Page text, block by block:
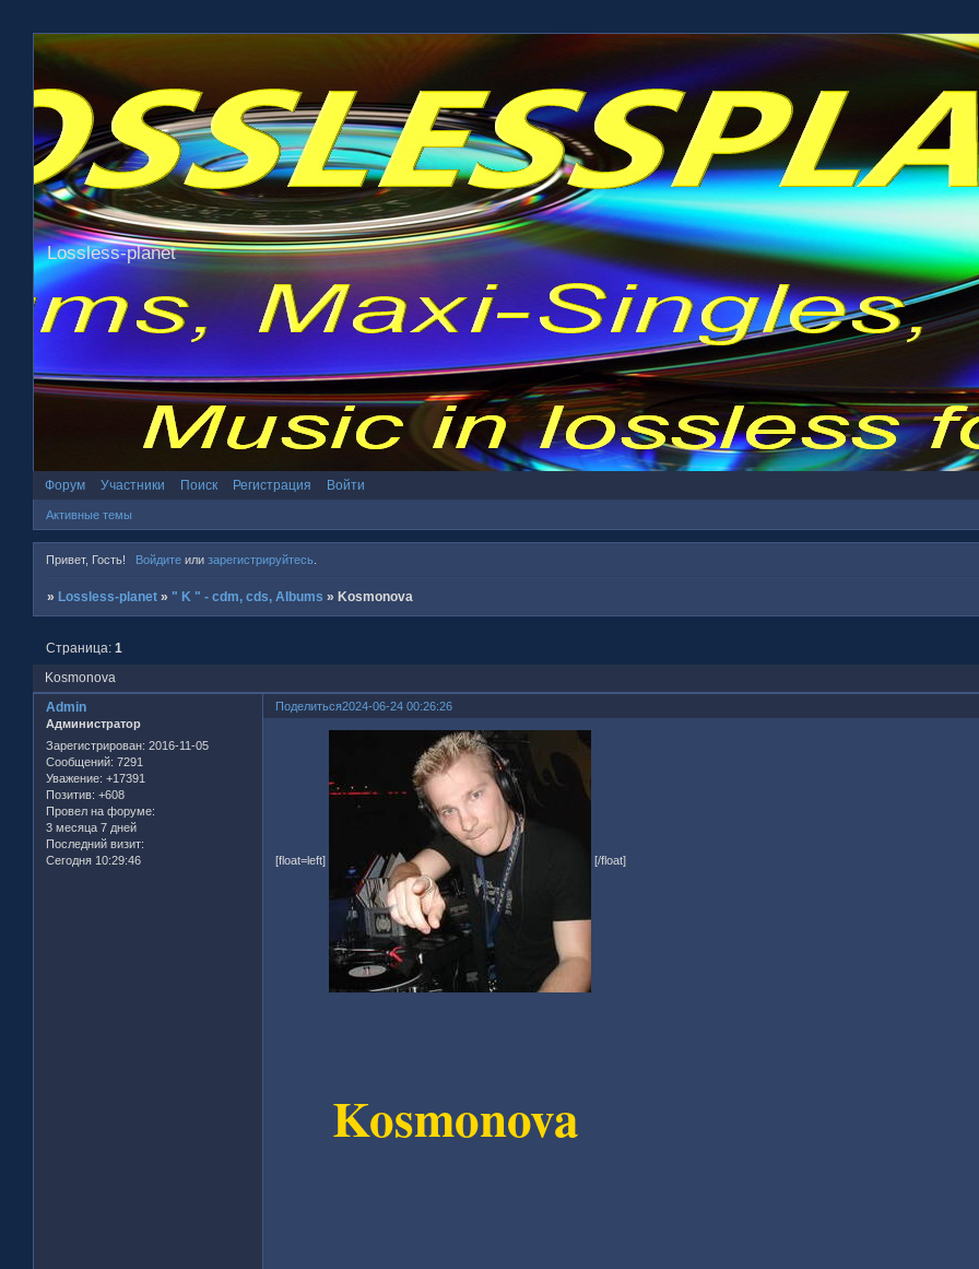
Lossless-planet
Форум Участники Поиск Регистрация Войти
Активные темы
Привет, Гость! Войдитеили зарегистрируйтесь.
» Lossless-planet » " K " - cdm, cds, Albums » Kosmonova
Kosmonova
Страница:1
Поделиться2024-06-24 00:26:26
Admin
Администратор
Зарегистрирован: 2016-11-05
Сообщений: 7291
Уважение: +17391
Позитив: +608
Провел на форуме:
3 месяца 7 дней
Последний визит:
Сегодня 10:29:46
[float=left] [/float]
Kosmonova